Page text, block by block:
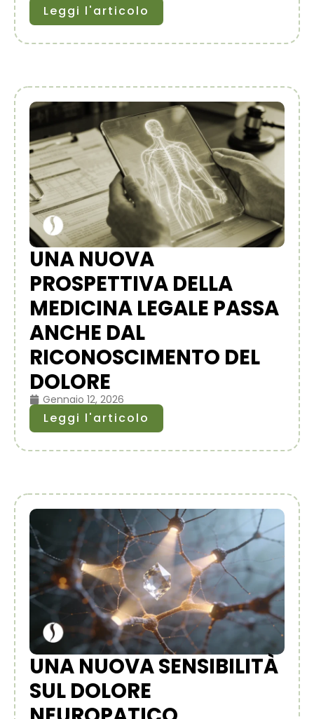
Leggi l'articolo
UNA NUOVA
PROSPETTIVA DELLA
MEDICINA LEGALE PASSA
ANCHE DAL
RICONOSCIMENTO DEL
DOLORE
Gennaio 12, 2026
Leggi l'articolo
UNA NUOVA SENSIBILITÀ
SUL DOLORE